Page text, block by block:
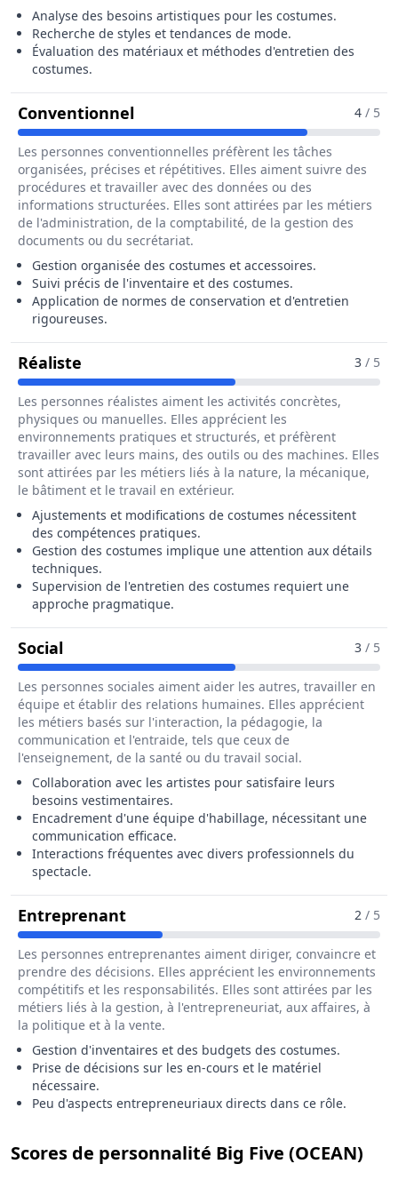
Analyse des besoins artistiques pour les costumes.
Recherche de styles et tendances de mode.
Évaluation des matériaux et méthodes d'entretien des
costumes.
ConventionnelPour Le Métier De Chef 4 / 5
Les personnes conventionnelles préfèrent les tâches
organisées, précises et répétitives. Elles aiment suivre des
procédures et travailler avec des données ou des
informations structurées. Elles sont attirées par les métiers
de l'administration, de la comptabilité, de la gestion des
documents ou du secrétariat.
Gestion organisée des costumes et accessoires.
Suivi précis de l'inventaire et des costumes.
Application de normes de conservation et d'entretien
rigoureuses.
Réaliste Pour Le Métier De Chef Habilleur /3 / 5
Les personnes réalistes aiment les activités concrètes,
physiques ou manuelles. Elles apprécient les
environnements pratiques et structurés, et préfèrent
travailler avec leurs mains, des outils ou des machines. Elles
sont attirées par les métiers liés à la nature, la mécanique,
le bâtiment et le travail en extérieur.
Ajustements et modifications de costumes nécessitent
des compétences pratiques.
Gestion des costumes implique une attention aux détails
techniques.
Supervision de l'entretien des costumes requiert une
approche pragmatique.
SocialPour Le Métier De Chef Habilleur / Cheffe
3 / 5
Les personnes sociales aiment aider les autres, travailler en
équipe et établir des relations humaines. Elles apprécient
les métiers basés sur l'interaction, la pédagogie, la
communication et l'entraide, tels que ceux de
l'enseignement, de la santé ou du travail social.
Collaboration avec les artistes pour satisfaire leurs
besoins vestimentaires.
Encadrement d'une équipe d'habillage, nécessitant une
communication efficace.
Interactions fréquentes avec divers professionnels du
spectacle.
EntreprenantPour Le Métier De Chef Habilleur
2 / 5
Les personnes entreprenantes aiment diriger, convaincre et
prendre des décisions. Elles apprécient les environnements
compétitifs et les responsabilités. Elles sont attirées par les
métiers liés à la gestion, à l'entrepreneuriat, aux affaires, à
la politique et à la vente.
Gestion d'inventaires et des budgets des costumes.
Prise de décisions sur les en-cours et le matériel
nécessaire.
Peu d'aspects entrepreneuriaux directs dans ce rôle.
Scores de personnalité Big Five (OCEAN)